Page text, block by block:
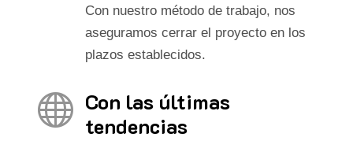
Con nuestro método de trabajo, nos
aseguramos cerrar el proyecto en los
plazos establecidos.
 Con las últimas
tendencias